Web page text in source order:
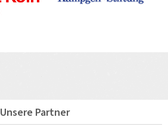
Unsere Partner